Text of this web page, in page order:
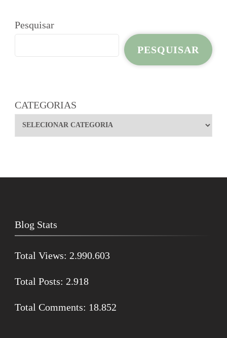
Pesquisar
PESQUISAR
CATEGORIAS
Blog Stats
Total Views: 2.990.603
Total Posts: 2.918
Total Comments: 18.852